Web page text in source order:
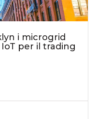
i microgrid
per il trading